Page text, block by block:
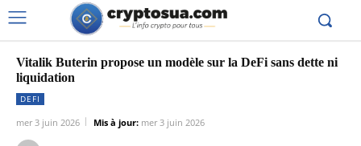
Vitalik Buterin propose un modèle sur la DeFi sans dette ni
liquidation
DEFI
mer 3 juin 2026 Mis à jour: mer 3 juin 2026